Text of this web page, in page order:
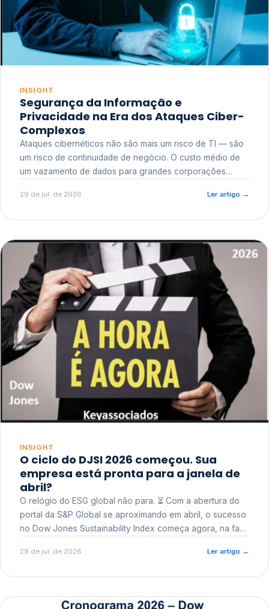
INSIGHT
Segurança da Informação e
Privacidade na Era dos Ataques Ciber-
Complexos
Ataques cibernéticos não são mais um risco de TI — são
um risco de continuidade de negócio. O custo médio de
um vazamento de dados para grandes corporações
reputacional e o risco regulatório junto a órgãos como a
29 de jul. de 2026 Ler artigo →
INSIGHT
O ciclo do DJSI 2026 começou. Sua
empresa está pronta para a janela de
abril?
O relógio do ESG global não para. ⏳ Com a abertura do
portal da S&P Global se aproximando em abril, o sucesso
no Dow Jones Sustainability Index começa agora, na fase
29 de jul. de 2026 Ler artigo →